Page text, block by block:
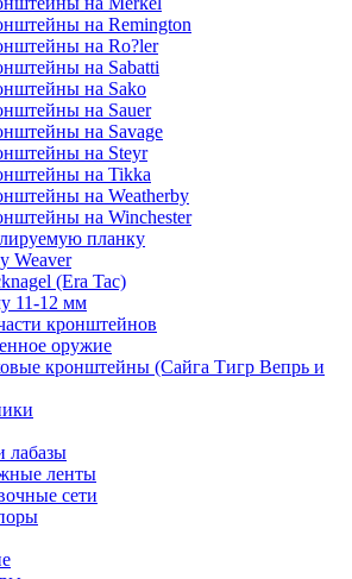
на Remington
на Ro?ler
на Sabatti
на Sako
на Sauer
на Savage
на Steyr
на Tikka
на Weatherby
на Winchester
планку
Weaver
(Era Tac)
11-12 мм
кронштейнов
оружие
кронштейны (Сайга Тигр Вепрь и
лабазы
ленты
сети